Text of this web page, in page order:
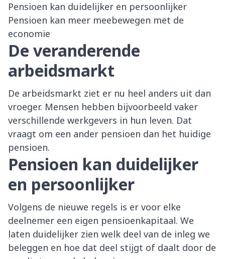
Pensioen kan duidelijker en persoonlijker
Pensioen kan meer meebewegen met de
economie
De veranderende
arbeidsmarkt
De arbeidsmarkt ziet er nu heel anders uit dan
vroeger. Mensen hebben bijvoorbeeld vaker
verschillende werkgevers in hun leven. Dat
vraagt om een ander pensioen dan het huidige
pensioen.
Pensioen kan duidelijker
en persoonlijker
Volgens de nieuwe regels is er voor elke
deelnemer een eigen pensioenkapitaal. We
laten duidelijker zien welk deel van de inleg we
beleggen en hoe dat deel stijgt of daalt door de